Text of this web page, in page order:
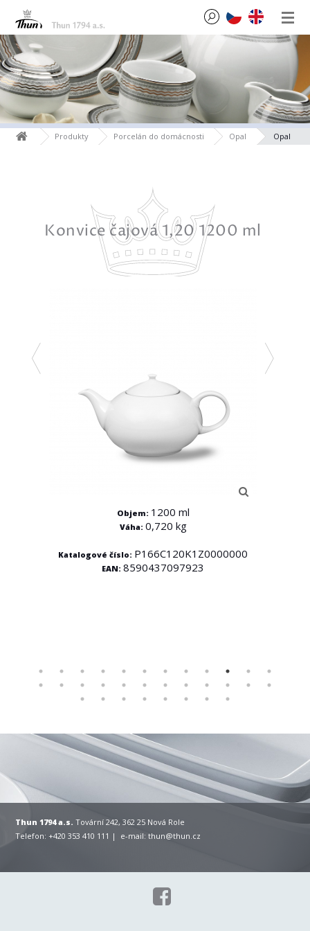
Produkty Porcelán do domácnosti Opal Opal
Konvice čajová 1,20 1200 ml
Objem: 1200 ml
Váha: 0,720 kg
Katalogové číslo: P166C120K1Z0000000
EAN:8590437097923
Thun 1794 a.s. Tovární 242, 362 25 Nová Role
Telefon: +420 353 410 111 | e-mail:thun@thun.cz